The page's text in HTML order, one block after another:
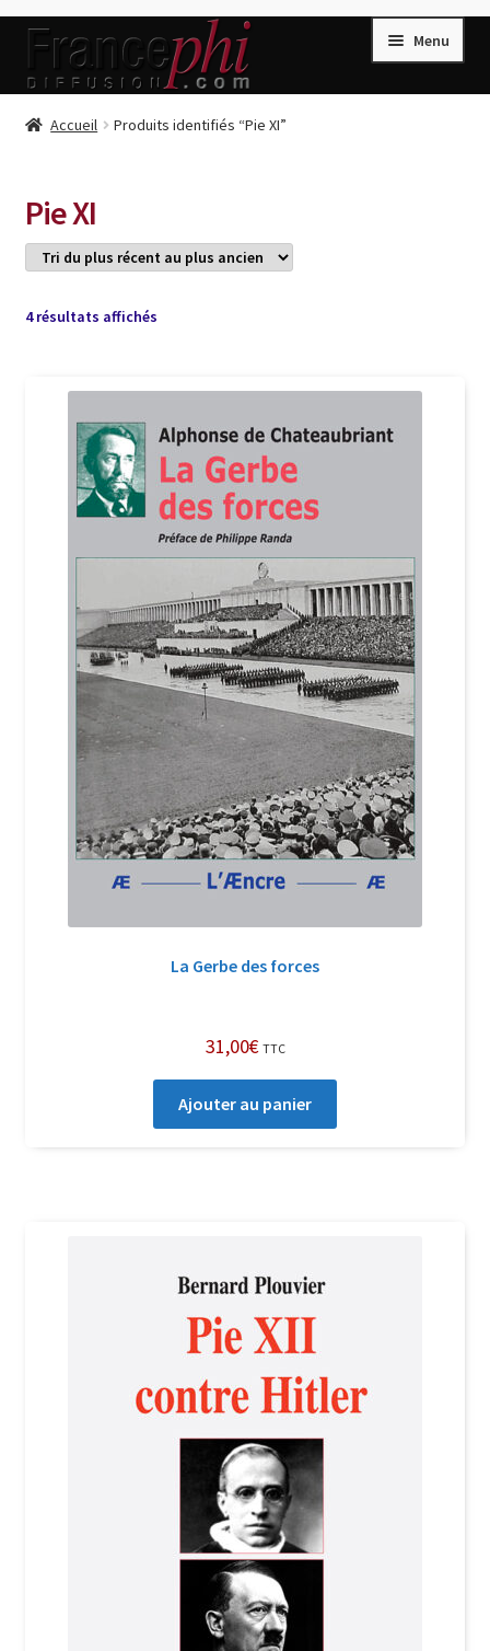
Aller
la
Aller
contenu
Menu
Accueil
Conditions de Vente
Connection
Listes d’Envies
Livres de Peter Randa
Livres de Philippe Randa
Login Customizer
Newsletter
Nous Contacter
Panier
Politique de confidentialité et cookies
Qui sommes-nous ?
Soutien à Philippe Randa
Suivi de la Commande
Accueil Produits identifiés “Pie XI”
Pie XI
4 résultats affichésTrié
récent
plus
ancien
La Gerbe des forces
31,00€ TTC
Ajouter au panier